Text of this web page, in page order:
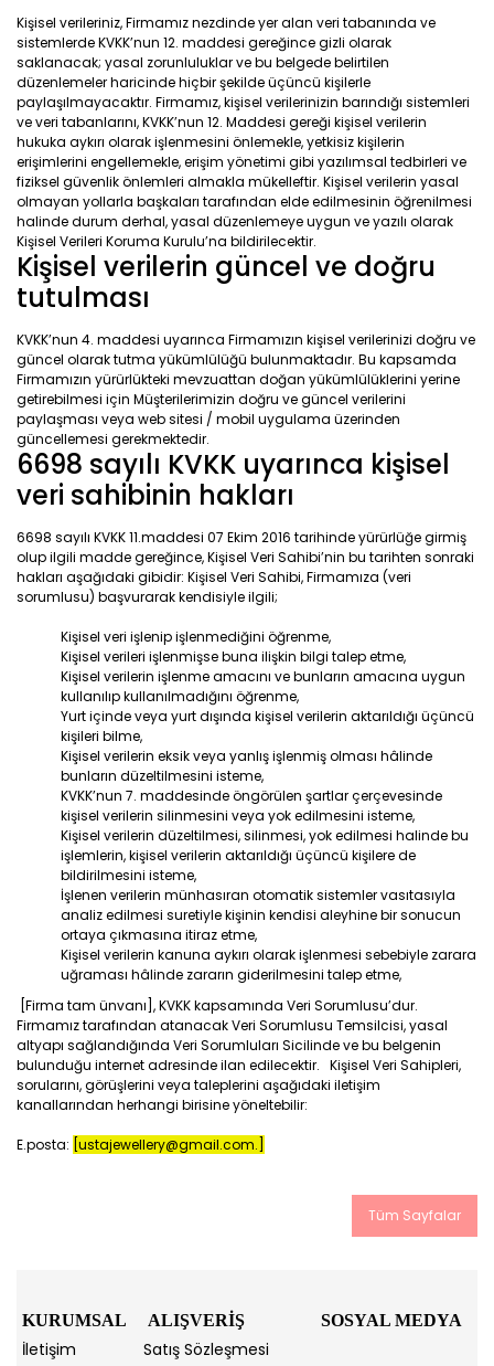
Kişisel verileriniz, Firmamız nezdinde yer alan veri tabanında ve
sistemlerde KVKK’nun 12. maddesi gereğince gizli olarak
saklanacak; yasal zorunluluklar ve bu belgede belirtilen
düzenlemeler haricinde hiçbir şekilde üçüncü kişilerle
paylaşılmayacaktır. Firmamız, kişisel verilerinizin barındığı sistemleri
ve veri tabanlarını, KVKK’nun 12. Maddesi gereği kişisel verilerin
hukuka aykırı olarak işlenmesini önlemekle, yetkisiz kişilerin
erişimlerini engellemekle, erişim yönetimi gibi yazılımsal tedbirleri ve
fiziksel güvenlik önlemleri almakla mükelleftir. Kişisel verilerin yasal
olmayan yollarla başkaları tarafından elde edilmesinin öğrenilmesi
halinde durum derhal, yasal düzenlemeye uygun ve yazılı olarak
Kişisel Verileri Koruma Kurulu’na bildirilecektir.
Kişisel verilerin güncel ve doğru
tutulması
KVKK’nun 4. maddesi uyarınca Firmamızın kişisel verilerinizi doğru ve
güncel olarak tutma yükümlülüğü bulunmaktadır. Bu kapsamda
Firmamızın yürürlükteki mevzuattan doğan yükümlülüklerini yerine
getirebilmesi için Müşterilerimizin doğru ve güncel verilerini
paylaşması veya web sitesi / mobil uygulama üzerinden
güncellemesi gerekmektedir.
6698 sayılı KVKK uyarınca kişisel
veri sahibinin hakları
6698 sayılı KVKK 11.maddesi 07 Ekim 2016 tarihinde yürürlüğe girmiş
olup ilgili madde gereğince, Kişisel Veri Sahibi’nin bu tarihten sonraki
hakları aşağıdaki gibidir: Kişisel Veri Sahibi, Firmamıza (veri
sorumlusu) başvurarak kendisiyle ilgili;
Kişisel veri işlenip işlenmediğini öğrenme,
Kişisel verileri işlenmişse buna ilişkin bilgi talep etme,
Kişisel verilerin işlenme amacını ve bunların amacına uygun
kullanılıp kullanılmadığını öğrenme,
Yurt içinde veya yurt dışında kişisel verilerin aktarıldığı üçüncü
kişileri bilme,
Kişisel verilerin eksik veya yanlış işlenmiş olması hâlinde
bunların düzeltilmesini isteme,
KVKK’nun 7. maddesinde öngörülen şartlar çerçevesinde
kişisel verilerin silinmesini veya yok edilmesini isteme,
Kişisel verilerin düzeltilmesi, silinmesi, yok edilmesi halinde bu
işlemlerin, kişisel verilerin aktarıldığı üçüncü kişilere de
bildirilmesini isteme,
İşlenen verilerin münhasıran otomatik sistemler vasıtasıyla
analiz edilmesi suretiyle kişinin kendisi aleyhine bir sonucun
ortaya çıkmasına itiraz etme,
Kişisel verilerin kanuna aykırı olarak işlenmesi sebebiyle zarara
uğraması hâlinde zararın giderilmesini talep etme,
[Firma tam ünvanı], KVKK kapsamında Veri Sorumlusu’dur.
Firmamız tarafından atanacak Veri Sorumlusu Temsilcisi, yasal
altyapı sağlandığında Veri Sorumluları Sicilinde ve bu belgenin
bulunduğu internet adresinde ilan edilecektir. Kişisel Veri Sahipleri,
sorularını, görüşlerini veya taleplerini aşağıdaki iletişim
kanallarından herhangi birisine yöneltebilir:
E.posta: [ustajewellery@gmail.com.]
Tüm Sayfalar
KURUMSAL ALIŞVERİŞ SOSYAL MEDYA
İletişim Satış Sözleşmesi